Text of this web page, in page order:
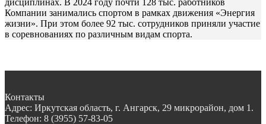
Компании занимались спортом в рамках движения «Энергия
жизни». При этом более 92 тыс. сотрудников приняли участие
в соревнованиях по различным видам спорта.
Контакты
Адрес: Иркутская область, г. Ангарск, 29 микрорайон, дом 1.
Телефон: 8 (3955) 57-83-05